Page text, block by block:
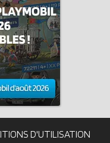
D'UTILISATION